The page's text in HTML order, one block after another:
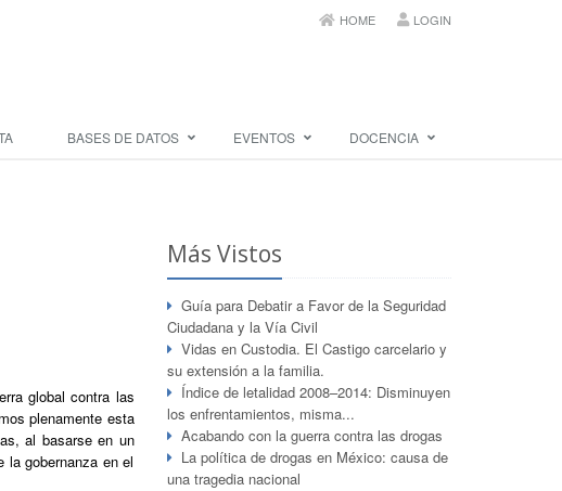
HOME LOGIN
BASES DE DATOS EVENTOS DOCENCIA
global contra las
plenamente esta
al basarse en un
la gobernanza en el
Más Vistos
Guía para Debatir a Favor de la Seguridad
Ciudadana y la Vía Civil
Vidas en Custodia. El Castigo carcelario y
su extensión a la familia.
Índice de letalidad 2008–2014: Disminuyen
los enfrentamientos, misma...
Acabando con la guerra contra las drogas
La política de drogas en México: causa de
una tragedia nacional